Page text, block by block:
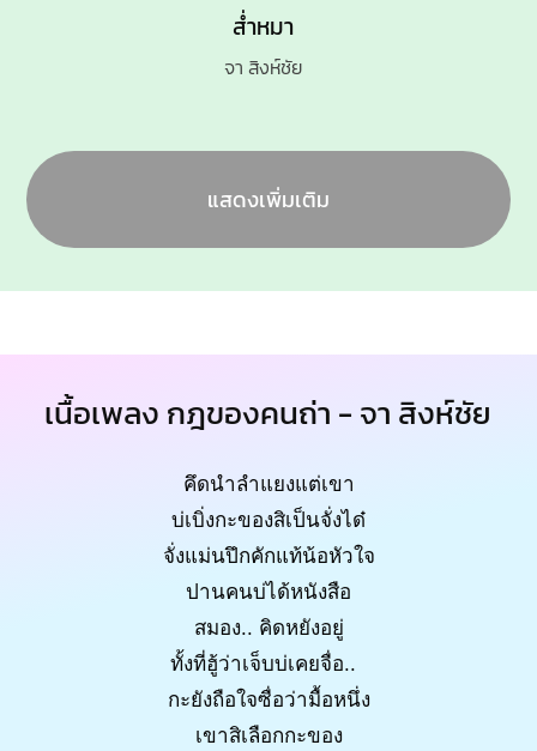
ส่ำหมา
จา สิงห์ชัย
แสดงเพิ่มเติม
เนื้อเพลง กฎของคนถ่า - จา สิงห์ชัย
คึดนำลำแยงแต่เขา
บ่เบิ่งกะของสิเป็นจั่งได๋
จั่งแม่นปึกคักแท้น้อหัวใจ
ปานคนบ่ได้หนังสือ
สมอง.. คิดหยังอยู่
ทั้งที่ฮู้ว่าเจ็บบ่เคยจื่อ..
กะยังถือใจซื่อว่ามื้อหนึ่ง
เขาสิเลือกกะของ